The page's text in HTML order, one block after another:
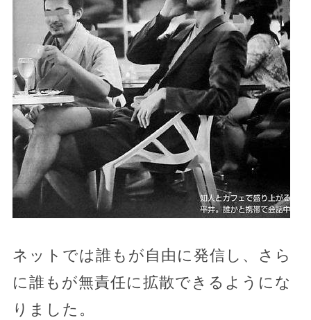
ネットでは誰もが自由に発信し、さら
に誰もが無責任に拡散できるようにな
りました。